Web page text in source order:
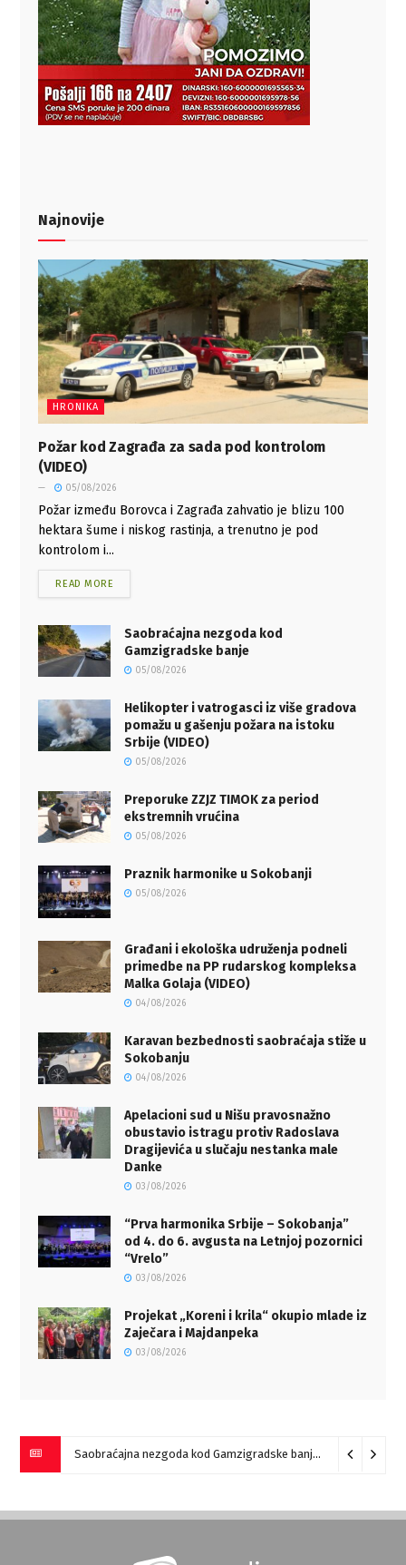
Najnovije
HRONIKA
Požar kod Zagrađa za sada pod kontrolom
(VIDEO)
05/08/2026
Požar između Borovca i Zagrađa zahvatio je blizu 100
hektara šume i niskog rastinja, a trenutno je pod
kontrolom i...
READ MORE
Saobraćajna nezgoda kod
Gamzigradske banje
05/08/2026
Helikopter i vatrogasci iz više gradova
pomažu u gašenju požara na istoku
Srbije (VIDEO)
05/08/2026
Preporuke ZZJZ TIMOK za period
ekstremnih vrućina
05/08/2026
Praznik harmonike u Sokobanji
05/08/2026
Građani i ekološka udruženja podneli
primedbe na PP rudarskog kompleksa
Malka Golaja (VIDEO)
04/08/2026
Karavan bezbednosti saobraćaja stiže u
Sokobanju
04/08/2026
Apelacioni sud u Nišu pravosnažno
obustavio istragu protiv Radoslava
Dragijevića u slučaju nestanka male
Danke
03/08/2026
“Prva harmonika Srbije – Sokobanja”
od 4. do 6. avgusta na Letnjoj pozornici
“Vrelo”
03/08/2026
Projekat „Koreni i krila“ okupio mlade iz
Zaječara i Majdanpeka
03/08/2026
Saobraćajna nezgoda kod Gamzigradske banje 05/08/2026